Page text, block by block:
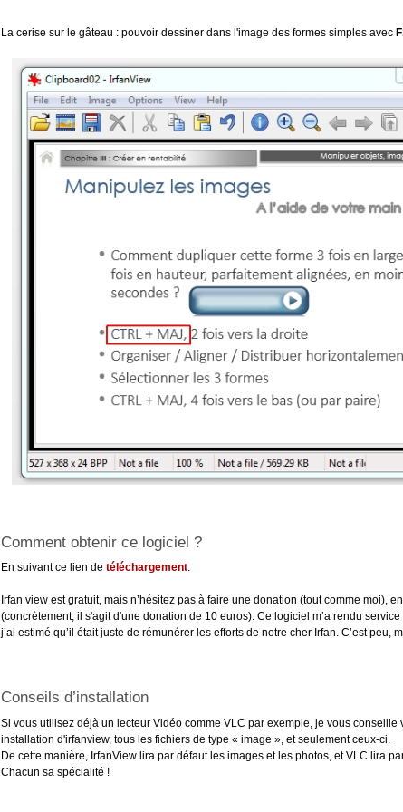
La cerise sur le gâteau : pouvoir dessiner dans l'image des formes simples avec
Comment obtenir ce logiciel ?
En suivant ce lien de téléchargement.
Irfan view est gratuit, mais n’hésitez pas à faire une donation (tout comme moi),
(concrètement, il s'agit d'une donation de 10 euros). Ce logiciel m’a rendu
j’ai estimé qu’il était juste de rémunérer les efforts de notre cher Irfan. C’est peu,
Conseils d’installation
Si vous utilisez déjà un lecteur Vidéo comme VLC par exemple, je vous conseille
installation d'irfanview, tous les fichiers de type « image », et seulement ceux-ci.
De cette manière, IrfanView lira par défaut les images et les photos, et VLC lira
Chacun sa spécialité !